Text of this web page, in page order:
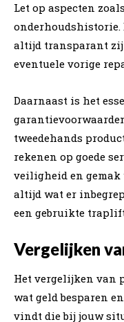
Let op aspecten
onderhoudshistorie.
altijd transparant
eventuele vorige
Daarnaast is het
tweedehands
rekenen op goede
veiligheid en gemak
altijd wat er
een gebruikte
Vergelijken
Het vergelijken van
wat geld besparen
vindt die bij jouw